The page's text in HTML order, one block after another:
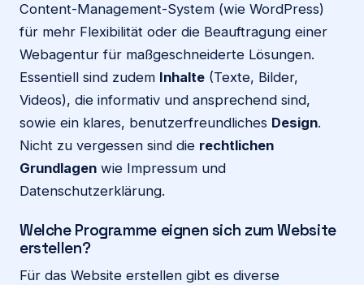
Content-Management-System (wie WordPress)
für mehr Flexibilität oder die Beauftragung einer
Webagentur für maßgeschneiderte Lösungen.
Essentiell sind zudem Inhalte (Texte, Bilder,
Videos), die informativ und ansprechend sind,
sowie ein klares, benutzerfreundliches Design.
Nicht zu vergessen sind die rechtlichen
Grundlagen wie Impressum und
Datenschutzerklärung.
Welche Programme eignen sich zum Website
erstellen?
Für das Website erstellen gibt es diverse